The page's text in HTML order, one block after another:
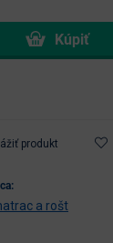
produkt
a rošt